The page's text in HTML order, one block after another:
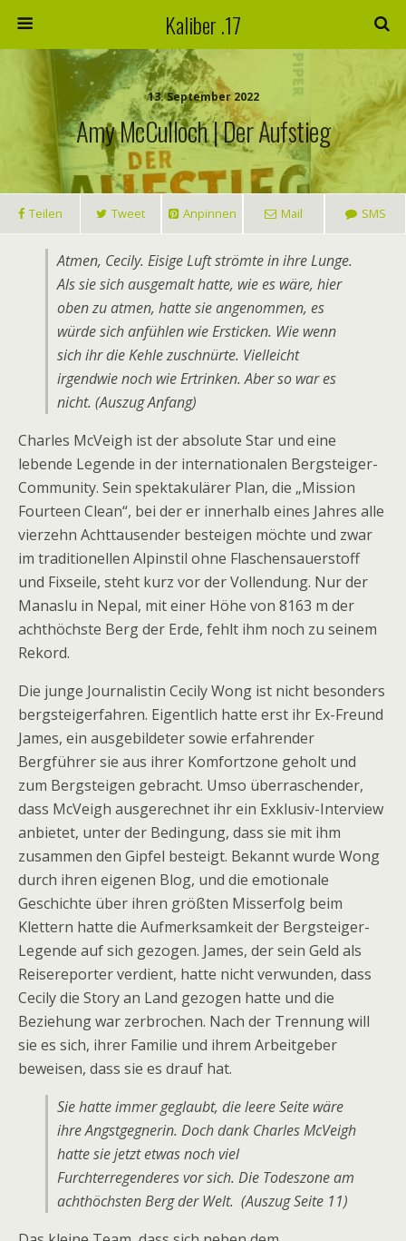
Kaliber .17
13. September 2022
Amy McCulloch | Der Aufstieg
Teilen Tweet Anpinnen Mail SMS
Atmen, Cecily. Eisige Luft strömte in ihre Lunge.
Als sie sich ausgemalt hatte, wie es wäre, hier
oben zu atmen, hatte sie angenommen, es
würde sich anfühlen wie Ersticken. Wie wenn
sich ihr die Kehle zuschnürte. Vielleicht
irgendwie noch wie Ertrinken. Aber so war es
nicht. (Auszug Anfang)
Charles McVeigh ist der absolute Star und eine
lebende Legende in der internationalen Bergsteiger-
Community. Sein spektakulärer Plan, die „Mission
Fourteen Clean“, bei der er innerhalb eines Jahres alle
vierzehn Achttausender besteigen möchte und zwar
im traditionellen Alpinstil ohne Flaschensauerstoff
und Fixseile, steht kurz vor der Vollendung. Nur der
Manaslu in Nepal, mit einer Höhe von 8163 m der
achthöchste Berg der Erde, fehlt ihm noch zu seinem
Rekord.
Die junge Journalistin Cecily Wong ist nicht besonders
bergsteigerfahren. Eigentlich hatte erst ihr Ex-Freund
James, ein ausgebildeter sowie erfahrender
Bergführer sie aus ihrer Komfortzone geholt und
zum Bergsteigen gebracht. Umso überraschender,
dass McVeigh ausgerechnet ihr ein Exklusiv-Interview
anbietet, unter der Bedingung, dass sie mit ihm
zusammen den Gipfel besteigt. Bekannt wurde Wong
durch ihren eigenen Blog, und die emotionale
Geschichte über ihren größten Misserfolg beim
Klettern hatte die Aufmerksamkeit der Bergsteiger-
Legende auf sich gezogen. James, der sein Geld als
Reisereporter verdient, hatte nicht verwunden, dass
Cecily die Story an Land gezogen hatte und die
Beziehung war zerbrochen. Nach der Trennung will
sie es sich, ihrer Familie und ihrem Arbeitgeber
beweisen, dass sie es drauf hat.
Sie hatte immer geglaubt, die leere Seite wäre
ihre Angstgegnerin. Doch dank Charles McVeigh
hatte sie jetzt etwas noch viel
Furchterregenderes vor sich. Die Todeszone am
achthöchsten Berg der Welt. (Auszug Seite 11)